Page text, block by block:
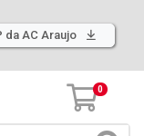
da AC Araujo
0